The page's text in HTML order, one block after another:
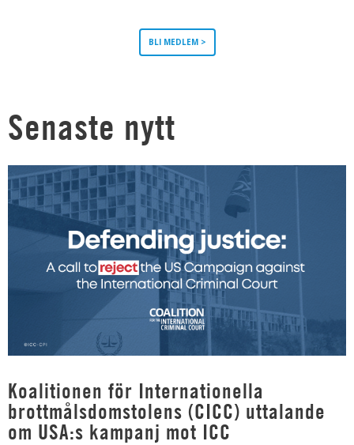
BLI MEDLEM >
Senaste nytt
Koalitionen för Internationella
brottmålsdomstolens (CICC) uttalande
om USA:s kampanj mot ICC